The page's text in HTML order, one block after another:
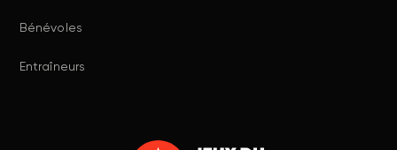
Bénévoles
Entraîneurs